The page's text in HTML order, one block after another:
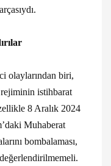
olaylarından biri,
istihbarat
8 Aralık 2024
Muhaberat
bombalaması,